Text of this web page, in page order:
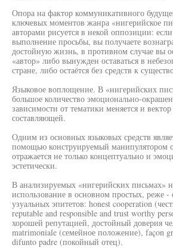
Опора на фактор коммуникативного
ключевых моментов жанра «нигерийское
авторами рисуется в некой оппозиции:
выполнение просьбы, вы получаете
достойную жизнь, в противном случае вы
«автор» либо вынужден оставаться в
стране, либо остаётся без средств к
Языковое воплощение. В «нигерийских
большое количество эмоционально-
зависимости от тематики меняется и
составляющей.
Одним из основных языковых средств
помощью конструируемый манипулятором
отражается не только концептуально и
эстетически.
В анализируемых «нигерийских письмах»
использование в основном простых, реже -
узуальных эпитетов: honest cooperation
reputable and responsible and trust worthy
хорошей репутацией, достойный доверия
matrimoniale (семейное положение), façon
difunto padre (покойный отец).